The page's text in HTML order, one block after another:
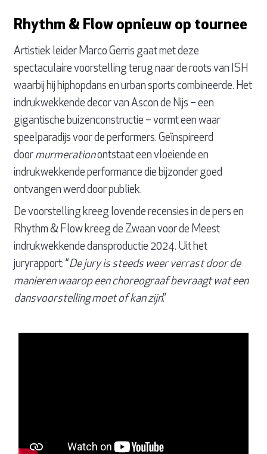
Rhythm & Flow opnieuw op tournee
Artistiek leider Marco Gerris gaat met deze
spectaculaire voorstelling terug naar de roots van ISH
waarbij hij hiphopdans en urban sports combineerde. Het
indrukwekkende decor van Ascon de Nijs – een
gigantische buizenconstructie – vormt een waar
speelparadijs voor de performers. Geïnspireerd
doormurmerationontstaat een vloeiende en
indrukwekkende performance die bijzonder goed
ontvangen werd door publiek.
De voorstelling kreeg lovende recensies in de pers en
Rhythm & Flow kreeg de Zwaan voor de Meest
indrukwekkende dansproductie 2024. Uit het
juryrapport: “De jury is steeds weer verrast door de
manieren waarop een choreograaf bevraagt wat een
dansvoorstelling moet of kan zijn.”